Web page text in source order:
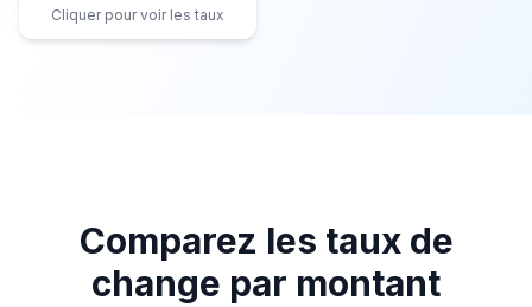
Cliquer pour voir les taux
Comparez les taux de
change par montant